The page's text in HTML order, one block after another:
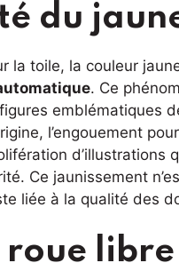
du
la toile, la couleur
. Ce
emblématiques
l’engouement
d’illustrations
Ce jaunissement
liée à la qualité des
roue libre